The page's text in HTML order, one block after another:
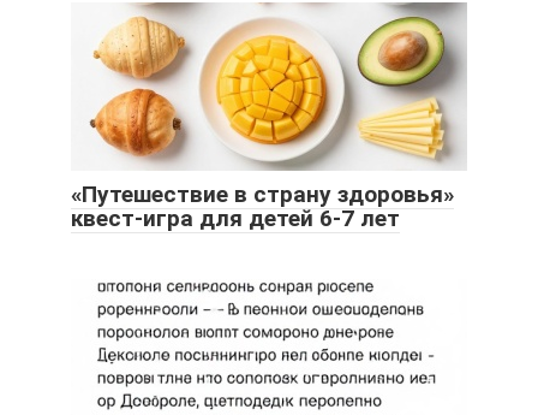
«Путешествие в страну здоровья»
квест-игра для детей 6-7 лет